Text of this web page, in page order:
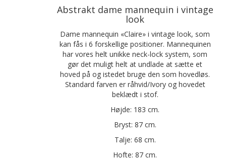
Abstrakt dame mannequin i vintage
look
Dame mannequin «Claire» i vintage look, som
kan fås i 6 forskellige positioner. Mannequinen
har vores helt unikke neck-lock system, som
gør det muligt helt at undlade at sætte et
hoved på og istedet bruge den som hovedløs.
Standard farven er råhvid/Ivory og hovedet
beklædt i stof.
Højde: 183 cm.
Bryst: 87 cm.
Talje: 68 cm.
Hofte: 87 cm.